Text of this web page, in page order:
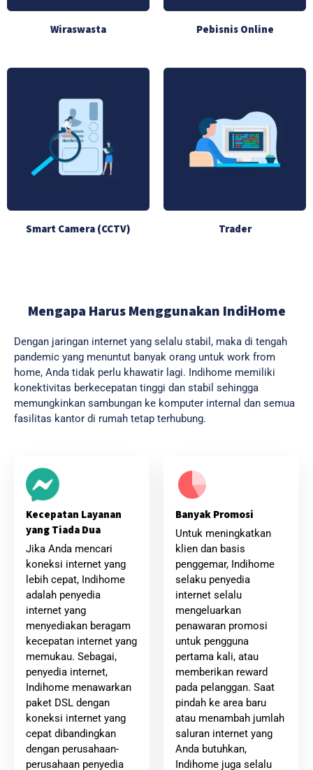
Wiraswasta Pebisnis Online
Smart Camera (CCTV) Trader
Mengapa Harus Menggunakan IndiHome
Dengan jaringan internet yang selalu stabil, maka di tengah
pandemic yang menuntut banyak orang untuk work from
home, Anda tidak perlu khawatir lagi. Indihome memiliki
konektivitas berkecepatan tinggi dan stabil sehingga
memungkinkan sambungan ke komputer internal dan semua
fasilitas kantor di rumah tetap terhubung.
Kecepatan Layanan
yang Tiada Dua
Jika Anda mencari
koneksi internet yang
lebih cepat, Indihome
adalah penyedia
internet yang
menyediakan beragam
kecepatan internet yang
memukau. Sebagai,
penyedia internet,
Indihome menawarkan
paket DSL dengan
koneksi internet yang
cepat dibandingkan
dengan perusahaan-
perusahaan penyedia
Banyak Promosi
Untuk meningkatkan
klien dan basis
penggemar, Indihome
selaku penyedia
internet selalu
mengeluarkan
penawaran promosi
untuk pengguna
pertama kali, atau
memberikan reward
pada pelanggan. Saat
pindah ke area baru
atau menambah jumlah
saluran internet yang
Anda butuhkan,
Indihome juga selalu